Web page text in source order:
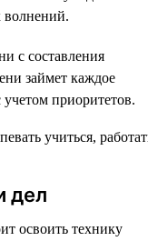
волнений.
с составления
займет каждое
приоритетов.
дел
освоить технику